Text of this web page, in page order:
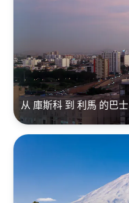
从 庫斯科 到 利馬 的巴士